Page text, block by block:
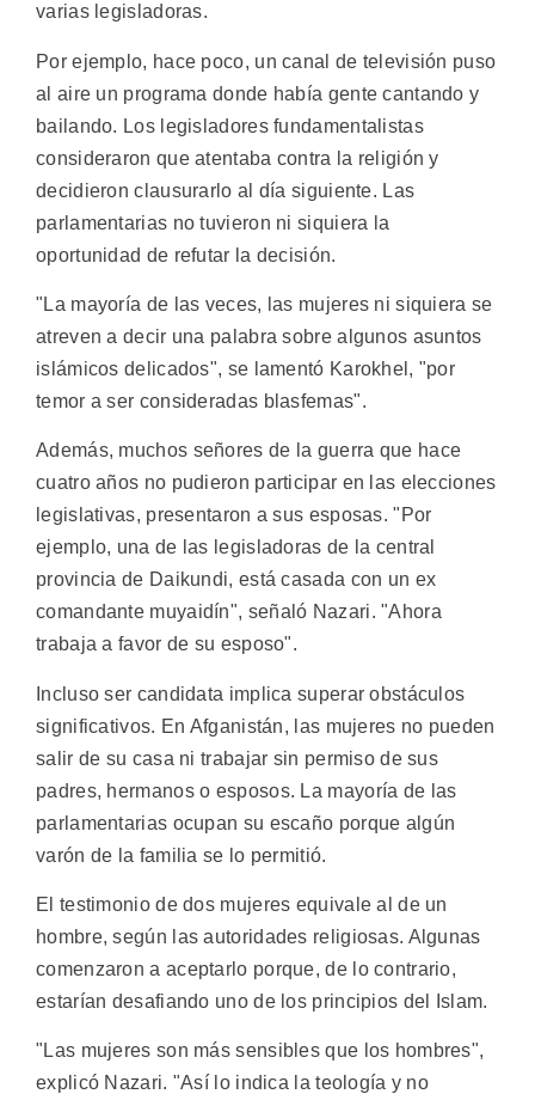
varias legisladoras.
Por ejemplo, hace poco, un canal de televisión puso
al aire un programa donde había gente cantando y
bailando. Los legisladores fundamentalistas
consideraron que atentaba contra la religión y
decidieron clausurarlo al día siguiente. Las
parlamentarias no tuvieron ni siquiera la
oportunidad de refutar la decisión.
"La mayoría de las veces, las mujeres ni siquiera se
atreven a decir una palabra sobre algunos asuntos
islámicos delicados", se lamentó Karokhel, "por
temor a ser consideradas blasfemas".
Además, muchos señores de la guerra que hace
cuatro años no pudieron participar en las elecciones
legislativas, presentaron a sus esposas. "Por
ejemplo, una de las legisladoras de la central
provincia de Daikundi, está casada con un ex
comandante muyaidín", señaló Nazari. "Ahora
trabaja a favor de su esposo".
Incluso ser candidata implica superar obstáculos
significativos. En Afganistán, las mujeres no pueden
salir de su casa ni trabajar sin permiso de sus
padres, hermanos o esposos. La mayoría de las
parlamentarias ocupan su escaño porque algún
varón de la familia se lo permitió.
El testimonio de dos mujeres equivale al de un
hombre, según las autoridades religiosas. Algunas
comenzaron a aceptarlo porque, de lo contrario,
estarían desafiando uno de los principios del Islam.
"Las mujeres son más sensibles que los hombres",
explicó Nazari. "Así lo indica la teología y no